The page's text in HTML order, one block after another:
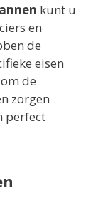
kunt u
en
de
eisen
de
zorgen
perfect